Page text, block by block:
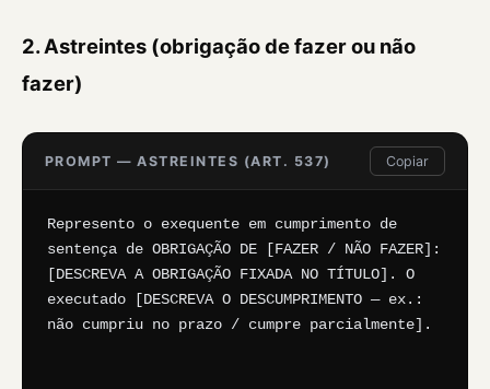
2. Astreintes (obrigação de fazer ou não
fazer)
PROMPT — ASTREINTES (ART. 537) Copiar
Represento o exequente em cumprimento de
sentença de OBRIGAÇÃO DE [FAZER / NÃO FAZER]:
[DESCREVA A OBRIGAÇÃO FIXADA NO TÍTULO]. O
executado [DESCREVA O DESCUMPRIMENTO — ex.:
não cumpriu no prazo / cumpre parcialmente].